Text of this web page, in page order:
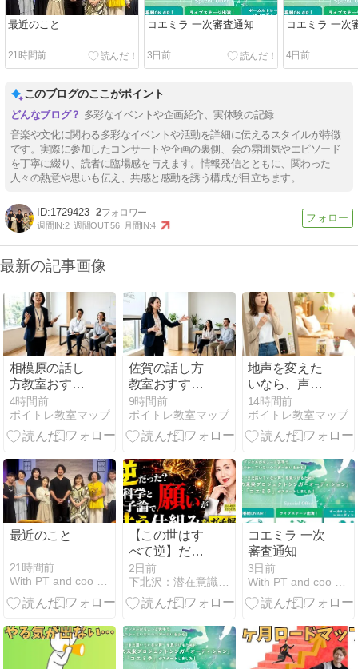
最近のこと
21時間前
コエミラ 一次審査通知
3日前
コエミラ 一次
4日前
このブログのここがポイント
多彩なイベントや企画紹介、実体験の記録
音楽や文化に関わる多彩なイベントや活動を詳細に伝えるスタイルが特徴
です。実際に参加したコンサートや企画の裏側、会の雰囲気やエピソード
を丁寧に綴り、読者に臨場感を与えます。情報発信とともに、関わった
人々の熱意や思いも伝え、共感と感動を誘う構成が目立ちます。
1729423 2
週間IN:2 週間OUT:56 月間IN:4
最新の記事画像
相模原の話し
方教室おすす
め5選を徹底
比較！評判の
良いスクール
4時間前
ボイトレ教室マップ
佐賀の話し方
教室おすすめ
5選を徹底比
較！料金や評
判を調査して
9時間前
ボイトレ教室マップ
地声を変えた
いなら、声質
改善は「出し
方」より「響
き」を先に整
14時間前
ボイトレ教室マップ
最近のこと
21時間前
With PT and coo 神戸のボイストレーナーブログ
【この世はす
べて逆】だっ
た？脳心理学
と量子論で
「願いが叶う
チ解説
2日前
コエミラ 一次
審査通知
3日前